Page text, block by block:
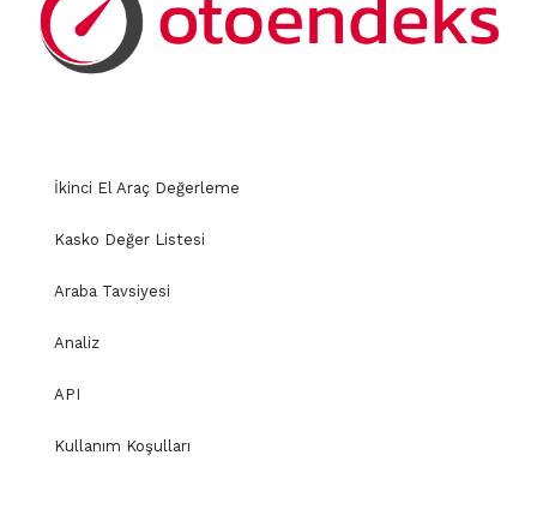
İkinci El Araç Değerleme
Kasko Değer Listesi
Araba Tavsiyesi
Analiz
API
Kullanım Koşulları